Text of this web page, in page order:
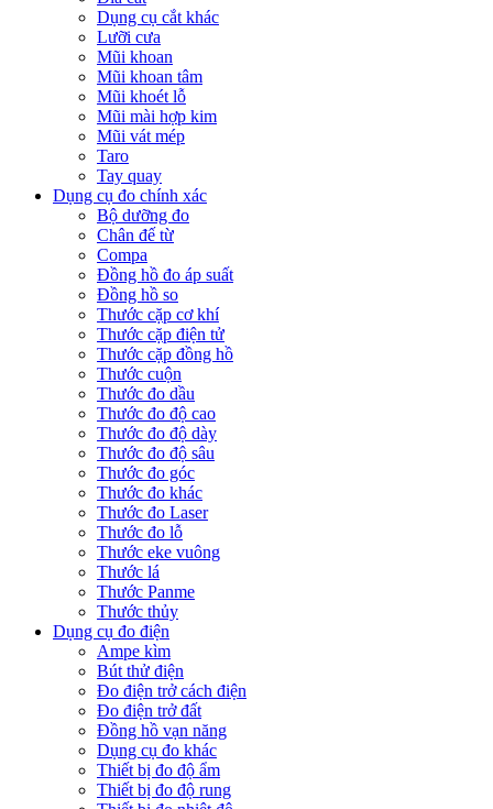
Dụng cụ cắt khác
Lưỡi cưa
Mũi khoan
Mũi khoan tâm
Mũi khoét lỗ
Mũi mài hợp kim
Mũi vát mép
Taro
Tay quay
Dụng cụ đo chính xác
Bộ dưỡng đo
Chân đế từ
Compa
Đồng hồ đo áp suất
Đồng hồ so
Thước cặp cơ khí
Thước cặp điện tử
Thước cặp đồng hồ
Thước cuộn
Thước đo dầu
Thước đo độ cao
Thước đo độ dày
Thước đo độ sâu
Thước đo góc
Thước đo khác
Thước đo Laser
Thước đo lỗ
Thước eke vuông
Thước lá
Thước Panme
Thước thủy
Dụng cụ đo điện
Ampe kìm
Bút thử điện
Đo điện trở cách điện
Đo điện trở đất
Đồng hồ vạn năng
Dụng cụ đo khác
Thiết bị đo độ ẩm
Thiết bị đo độ rung